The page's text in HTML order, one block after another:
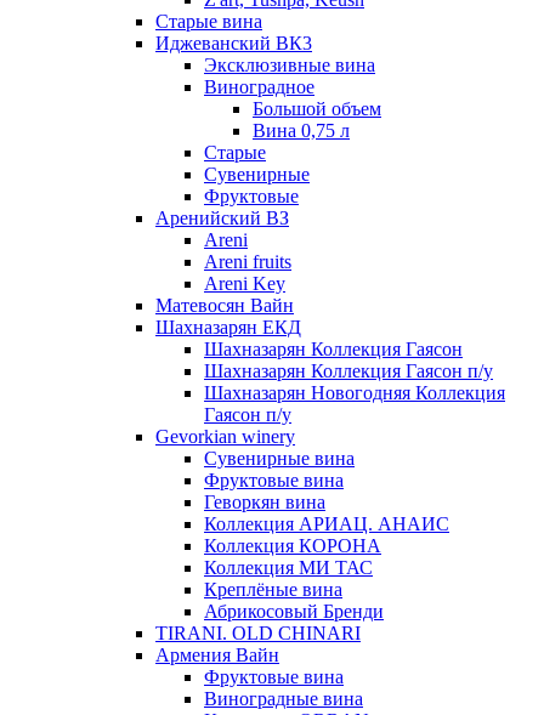
Старые вина
Иджеванский ВК3
Эксклюзивные вина
Виноградное
Большой объем
Вина 0,75 л
Старые
Сувенирные
Фруктовые
Аренийский ВЗ
Areni
Areni fruits
Areni Key
Матевосян Вайн
Шахназарян ЕКД
Шахназарян Коллекция Гаясон
Шахназарян Коллекция Гаясон п/у
Шахназарян Новогодняя Коллекция
Гаясон п/у
Gevorkian winery
Сувенирные вина
Фруктовые вина
Геворкян вина
Коллекция АРИАЦ. АНАИС
Коллекция КОРОНА
Коллекция МИ ТАС
Креплёные вина
Абрикосовый Бренди
TIRANI. OLD CHINARI
Армения Вайн
Фруктовые вина
Виноградные вина